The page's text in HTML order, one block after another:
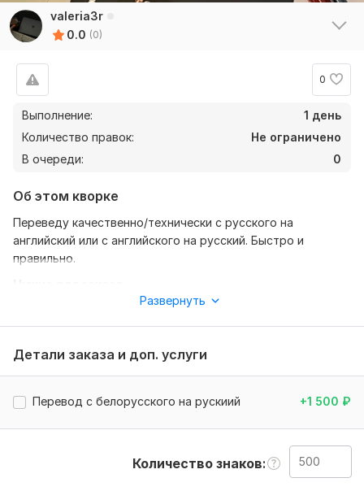
valeria3r
0.0 (0)
0
Выполнение:
1 день
Количество правок:
Не ограничено
В очереди:
0
Об этом кворке
Переведу качественно/технически с русского на
английский или с английского на русский. Быстро и
правильно.
От вас жду текст, желательно в формате файла. И
уточнение моей работы с русского на английский или с
Развернуть
Детали заказа и доп. услуги
Перевод с белорусского на рускиий +1 500 ₽
Количество знаков